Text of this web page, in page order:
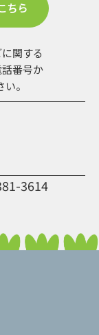
ちら
関する
番号か
。
3614